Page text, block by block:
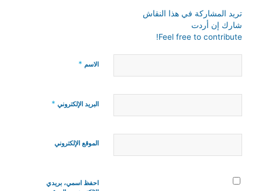
تريد المشاركة في هذا النقاش
شارك إن أردت
Feel free to contribute!
الاسم *
البريد الإلكتروني *
الموقع الإلكتروني
احفظ اسمي، بريدي